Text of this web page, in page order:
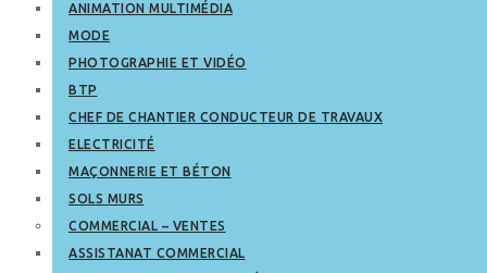
ANIMATION MULTIMÉDIA
MODE
PHOTOGRAPHIE ET VIDÉO
BTP
CHEF DE CHANTIER CONDUCTEUR DE TRAVAUX
ELECTRICITÉ
MAÇONNERIE ET BÉTON
SOLS MURS
COMMERCIAL – VENTES
ASSISTANAT COMMERCIAL